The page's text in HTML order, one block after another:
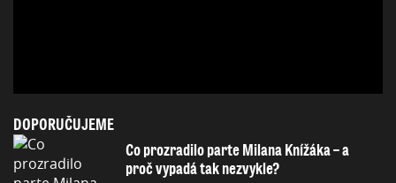
DOPORUČUJEME
Co prozradilo parte Milana Knížáka – a
proč vypadá tak nezvykle?